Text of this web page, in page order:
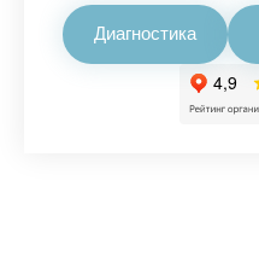
Диагностика